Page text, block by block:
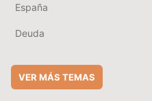
España
Deuda
VER MÁS TEMAS